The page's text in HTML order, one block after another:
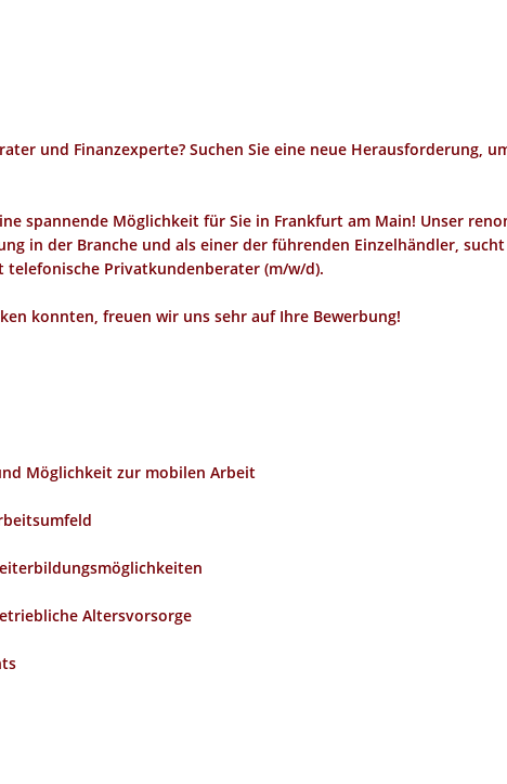
und Finanzexperte? Suchen Sie eine neue Herausforderung,
spannende Möglichkeit für Sie in Frankfurt am Main! Unser
in der Branche und als einer der führenden Einzelhändler,
telefonische Privatkundenberater (m/w/d).
konnten, freuen wir uns sehr auf Ihre Bewerbung!
Möglichkeit zur mobilen Arbeit
Altersvorsorge